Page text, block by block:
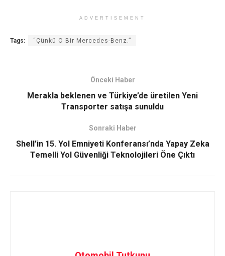
ADVERTISEMENT
Tags: “Çünkü O Bir Mercedes-Benz.”
Önceki Haber
Merakla beklenen ve Türkiye’de üretilen Yeni
Transporter satışa sunuldu
Sonraki Haber
Shell’in 15. Yol Emniyeti Konferansı’nda Yapay Zeka
Temelli Yol Güvenliği Teknolojileri Öne Çıktı